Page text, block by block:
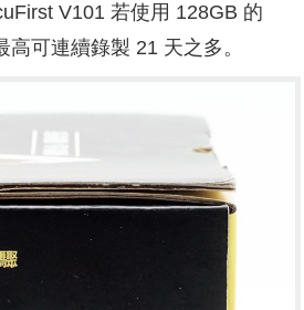
V101 若使用 128GB 的
高可連續錄製 21 天之多。